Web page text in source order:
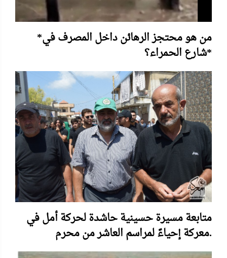
*من هو محتجز الرهائن داخل المصرف في
شارع الحمراء؟*
متابعة مسيرة حسينية حاشدة لحركة أمل في
معركة إحياءً لمراسم العاشر من محرم.